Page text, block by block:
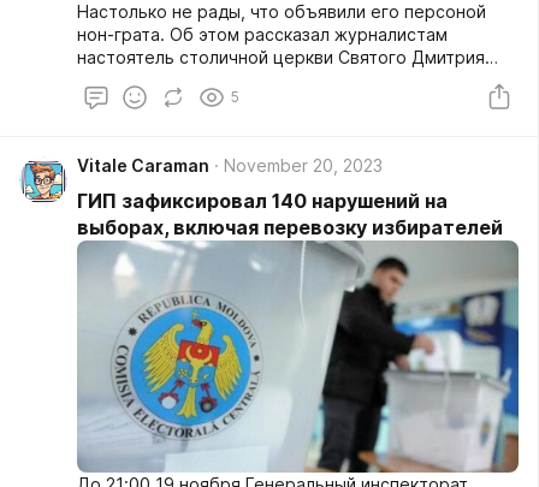
Настолько не рады, что объявили его персоной
нон-грата. Об этом рассказал журналистам
настоятель столичной церкви Святого Дмитрия
Павел Борщевский.
5
Vitale Caraman November 20, 2023
ГИП зафиксировал 140 нарушений на
выборах, включая перевозку избирателей